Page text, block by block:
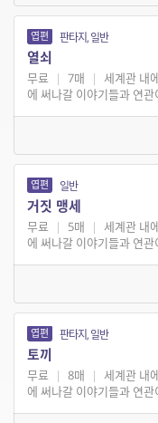
엽편 판타지, 일반
열쇠
무료 | 7매 | 세계관 내
에 써나갈 이야기들과 연관
엽편 일반
거짓 맹세
무료 | 5매 | 세계관 내
에 써나갈 이야기들과 연관
엽편 판타지, 일반
토끼
무료 | 8매 | 세계관 내
에 써나갈 이야기들과 연관